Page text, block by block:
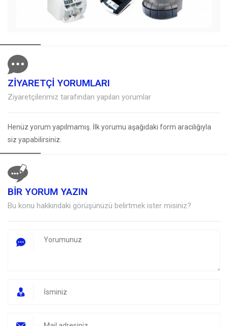
ZİYARETÇİ YORUMLARI
Ziyaretçilerimiz tarafından yapılan yorumlar
Henüz yorum yapılmamış. İlk yorumu aşağıdaki form aracılığıyla
siz yapabilirsiniz.
BİR YORUM YAZIN
Bu konu hakkındaki görüşünüzü belirtmek ister misiniz?
Müşteri Temsilcisi